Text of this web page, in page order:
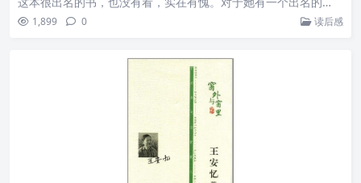
1,899 0 读后感